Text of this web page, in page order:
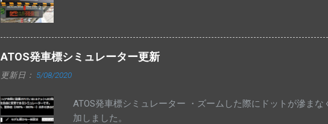
ATOS発車標シミュレーター更新
更新日： 5/08/2020
ATOS発車標シミュレーター ・ズームした際にドットが滲ま
加しました。